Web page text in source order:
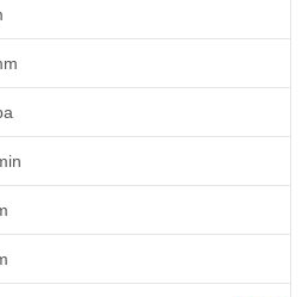
家 20年新四轴卷圆机报价